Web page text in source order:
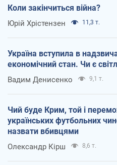
Коли закінчиться війна?
Юрій Хрістензен 11,3 т.
Україна вступила в
економічний стан. Чи є
Вадим Денисенко 9,1 т.
Чий буде Крим, той і
українських футбольних
назвати вбивцями
Олександр Кірш 8,6 т.